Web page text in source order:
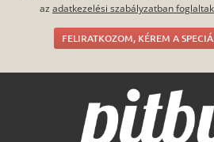
az adatkezelési szabályzatban
FELIRATKOZOM, KÉREM A